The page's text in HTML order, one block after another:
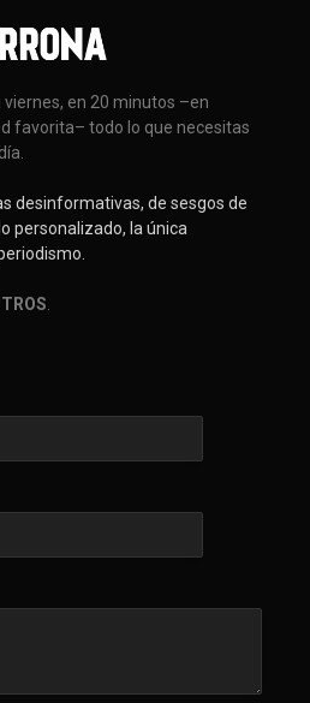
en 20 minutos –en
favorita– todo lo que necesitas
desinformativas, de sesgos de
personalizado, la única
.